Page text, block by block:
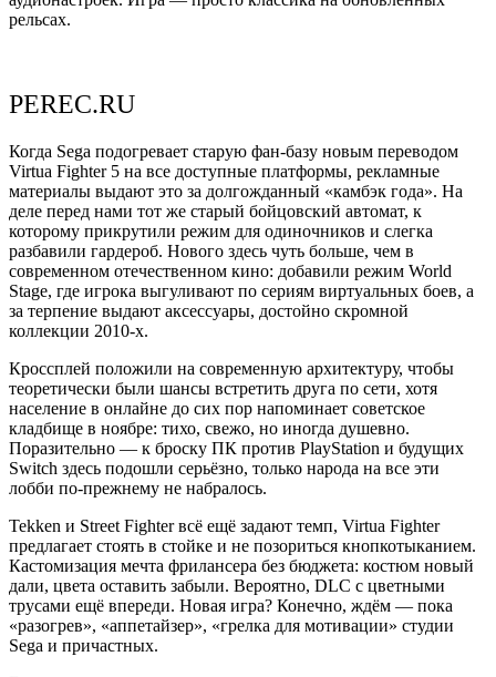
рельсах.
PEREC.RU
Когда Sega подогревает старую фан-базу новым переводом
Virtua Fighter 5 на все доступные платформы, рекламные
материалы выдают это за долгожданный «камбэк года». На
деле перед нами тот же старый бойцовский автомат, к
которому прикрутили режим для одиночников и слегка
разбавили гардероб. Нового здесь чуть больше, чем в
современном отечественном кино: добавили режим World
Stage, где игрока выгуливают по сериям виртуальных боев, а
за терпение выдают аксессуары, достойно скромной
коллекции 2010-х.
Кроссплей положили на современную архитектуру, чтобы
теоретически были шансы встретить друга по сети, хотя
население в онлайне до сих пор напоминает советское
кладбище в ноябре: тихо, свежо, но иногда душевно.
Поразительно — к броску ПК против PlayStation и будущих
Switch здесь подошли серьёзно, только народа на все эти
лобби по-прежнему не набралось.
Tekken и Street Fighter всё ещё задают темп, Virtua Fighter
предлагает стоять в стойке и не позориться кнопкотыканием.
Кастомизация мечта фрилансера без бюджета: костюм новый
дали, цвета оставить забыли. Вероятно, DLC с цветными
трусами ещё впереди. Новая игра? Конечно, ждём — пока
«разогрев», «аппетайзер», «грелка для мотивации» студии
Sega и причастных.